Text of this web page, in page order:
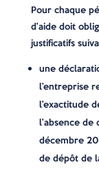
Pour chaque
d’aide doit
justificatifs
une
l’entreprise
l’exactitude
l’absence de
décembre
de dépôt de